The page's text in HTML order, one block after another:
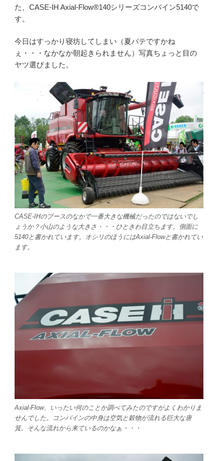
た、CASE-IH Axial-Flow®140シリーズコンバイン5140で
す。
今日はすっかり寝坊してしまい（夏バテですかね
ぇ・・・なかなか朝起きられません）写真ちょっと目の
ヤツ選びました。
CASE-IHのブースのなかで一番大きな機械だったのではないでし
ょうか？小山のような大きさ・・・ひときわ目立ちます。側面に
5140と書かれています。オシリのほうにはAxial-Flowと書かれてい
ます。
Axial-Flow、いったい何のことか調べてみたのですがよくわかりま
せんでした。コンバインの中身は空気と穀物が流れる巨大な唐
箕。そんな流れから来ているのかなぁ・・・